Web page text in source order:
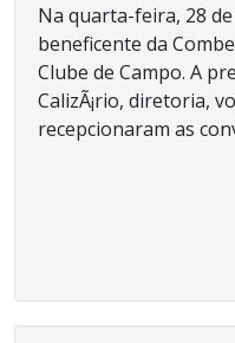
Na quarta-feira, 28
beneficente da
Clube de Campo. A
CalizÃ¡rio, diretoria,
recepcionaram as